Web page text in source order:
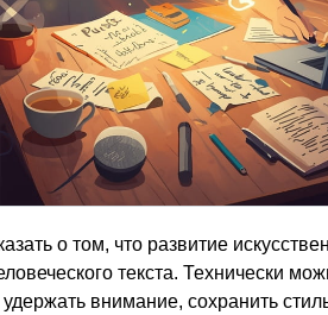
о том, что развитие
текста. Технически
внимание, сохранить